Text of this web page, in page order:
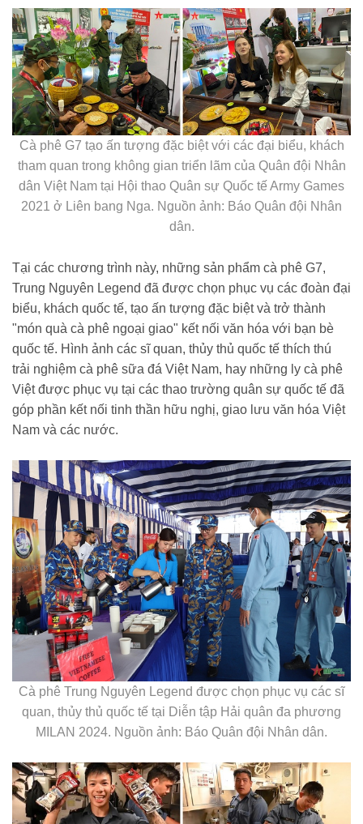
Cà phê G7 tạo ấn tượng đặc biệt với các đại biểu, khách
tham quan trong không gian triển lãm của Quân đội Nhân
dân Việt Nam tại Hội thao Quân sự Quốc tế Army Games
2021 ở Liên bang Nga. Nguồn ảnh: Báo Quân đội Nhân
dân.
Tại các chương trình này, những sản phẩm cà phê G7,
Trung Nguyên Legend đã được chọn phục vụ các đoàn đại
biểu, khách quốc tế, tạo ấn tượng đặc biệt và trở thành
"món quà cà phê ngoại giao" kết nối văn hóa với bạn bè
quốc tế. Hình ảnh các sĩ quan, thủy thủ quốc tế thích thú
trải nghiệm cà phê sữa đá Việt Nam, hay những ly cà phê
Việt được phục vụ tại các thao trường quân sự quốc tế đã
góp phần kết nối tinh thần hữu nghị, giao lưu văn hóa Việt
Nam và các nước.
Cà phê Trung Nguyên Legend được chọn phục vụ các sĩ
quan, thủy thủ quốc tế tại Diễn tập Hải quân đa phương
MILAN 2024. Nguồn ảnh: Báo Quân đội Nhân dân.